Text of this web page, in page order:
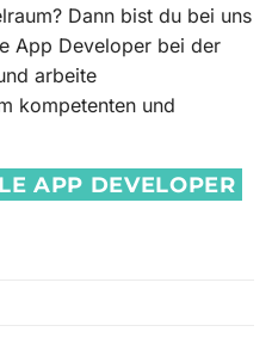
Dann bist du bei uns
App Developer bei der
arbeite
kompetenten und
APP DEVELOPER